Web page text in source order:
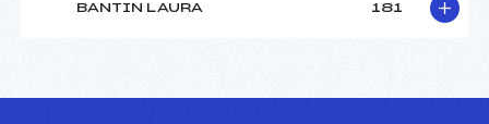
BANTIN LAURA 181